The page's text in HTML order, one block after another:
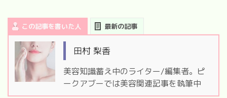
この記事を書いた人 最新の記事
田村 梨香
美容知識蓄え中のライター/編集者。ピ
ークアブーでは美容関連記事を執筆中